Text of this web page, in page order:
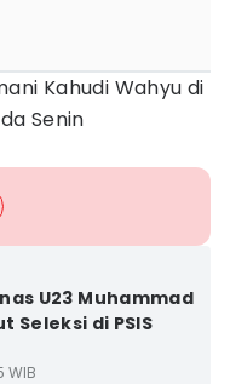
Kahudi Wahyu di
Senin
U23 Muhammad
Seleksi di PSIS
WIB